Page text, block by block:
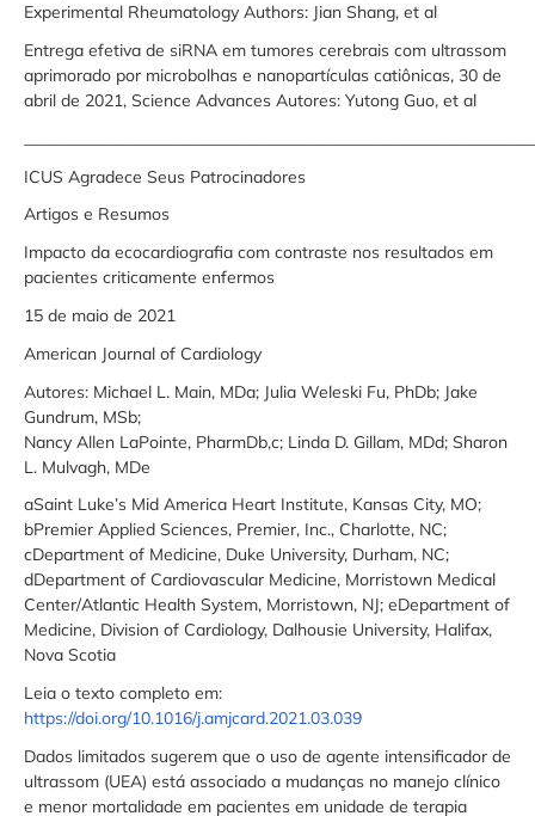
Experimental Rheumatology Authors: Jian Shang, et al
Entrega efetiva de siRNA em tumores cerebrais com ultrassom
aprimorado por microbolhas e nanopartículas catiônicas, 30 de
abril de 2021, Science Advances Autores: Yutong Guo, et al
ICUS Agradece Seus Patrocinadores
Artigos e Resumos
Impacto da ecocardiografia com contraste nos resultados em
pacientes criticamente enfermos
15 de maio de 2021
American Journal of Cardiology
Autores: Michael L. Main, MDa; Julia Weleski Fu, PhDb; Jake
Gundrum, MSb;
Nancy Allen LaPointe, PharmDb,c; Linda D. Gillam, MDd; Sharon
L. Mulvagh, MDe
aSaint Luke’s Mid America Heart Institute, Kansas City, MO;
bPremier Applied Sciences, Premier, Inc., Charlotte, NC;
cDepartment of Medicine, Duke University, Durham, NC;
dDepartment of Cardiovascular Medicine, Morristown Medical
Center/Atlantic Health System, Morristown, NJ; eDepartment of
Medicine, Division of Cardiology, Dalhousie University, Halifax,
Nova Scotia
Leia o texto completo em:
https://doi.org/10.1016/j.amjcard.2021.03.039
Dados limitados sugerem que o uso de agente intensificador de
ultrassom (UEA) está associado a mudanças no manejo clínico
e menor mortalidade em pacientes em unidade de terapia